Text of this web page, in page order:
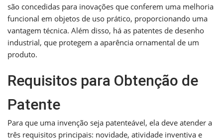
são concedidas para inovações que conferem uma melhoria
funcional em objetos de uso prático, proporcionando uma
vantagem técnica. Além disso, há as patentes de desenho
industrial, que protegem a aparência ornamental de um
produto.
Requisitos para Obtenção de
Patente
Para que uma invenção seja patenteável, ela deve atender a
três requisitos principais: novidade, atividade inventiva e